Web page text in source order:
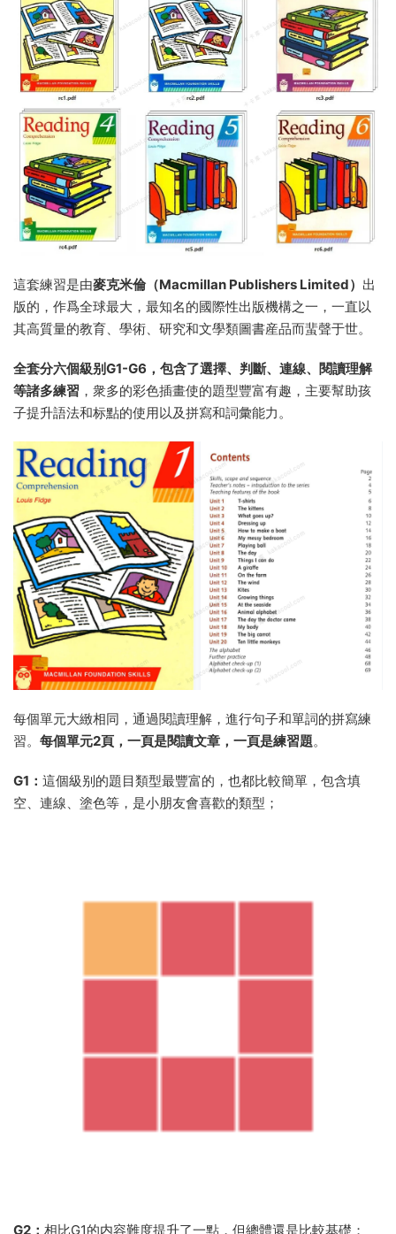
這套練習是由麥克米倫（Macmillan Publishers Limited） 出
版的，作爲全球最大，最知名的國際性出版機構之一，一直以
其高質量的教育、學術、研究和文學類圖書産品而蜚聲于世。
全套分六個級别G1-G6，包含了選擇、判斷、連線、閱讀理解
等諸多練習 ，衆多的彩色插畫使的題型豐富有趣，主要幫助孩
子提升語法和标點的使用以及拼寫和詞彙能力。
每個單元大緻相同，通過閱讀理解，進行句子和單詞的拼寫練
習。 每個單元2頁，一頁是閱讀文章，一頁是練習題。
G1： 這個級别的題目類型最豐富的，也都比較簡單，包含填
空、連線、塗色等，是小朋友會喜歡的類型；
G2： 相比G1的内容難度提升了一點，但總體還是比較基礎；